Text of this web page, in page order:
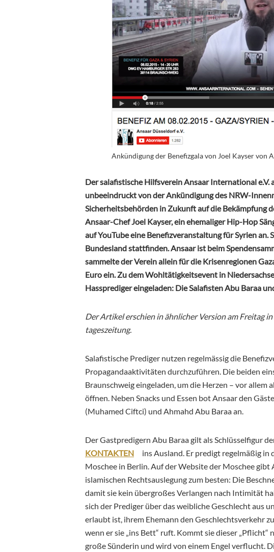
Ankündigung der Benefizgala von Joel Kayser von
Der salafistische Hilfsverein Ansaar International
unbeeindruckt von der Ankündigung des NRW-
Sicherheitsbehörden in Zukunft auf die Bekämpfung
Ansaar-Chef Joel Kayser, ein ehemaliger Hip-Hop
auf YouTube eine Benefizveranstaltung für Syrien an.
Bundesland stattfinden. Ansaar ist beim
sammelte der Verein allein für die Krisenregionen
Euro ein. Zu dem Wohltätigkeitsevent in
Hassprediger eingeladen: Die Salafisten Abu Baraa
Der Artikel erschien in ähnlicher Version am Freitag
tageszeitung.
Salafistische Prediger nutzen regelmässig die
Propagandaaktivitäten durchzuführen. Die beiden
Braunschweig eingeladen, um die Herzen – vor allem
öffnen. Neben Snacks und Essen bot Ansaar den
(Muhamed Ciftci) und Ahmahd Abu Baraa an.
Der Gastpredigern Abu Baraa gilt als Schlüsselfigur
KONTAKTEN
ins Ausland. Er predigt regelmäßig
Moschee in Berlin. Auf der Website der Moschee gibt
islamischen Rechtsauslegung zum besten: Die
damit sie kein übergroßes Verlangen nach Intimität
sich der Prediger über das weibliche Geschlecht aus
erlaubt ist, ihrem Ehemann den Geschlechtsverkehr
wenn er sie „ins Bett“ ruft. Kommt sie dieser „Pflicht“
große Sünderin und wird von einem Engel verflucht.